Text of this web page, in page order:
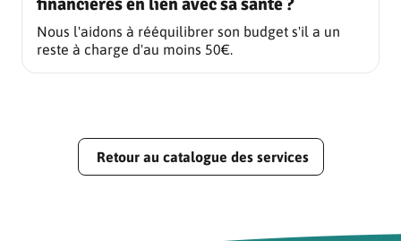
Nous l'aidons à rééquilibrer son budget s'il a un
reste à charge d'au moins 50€.
Retour au catalogue des services